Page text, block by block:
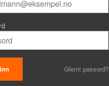
Glemt passord?